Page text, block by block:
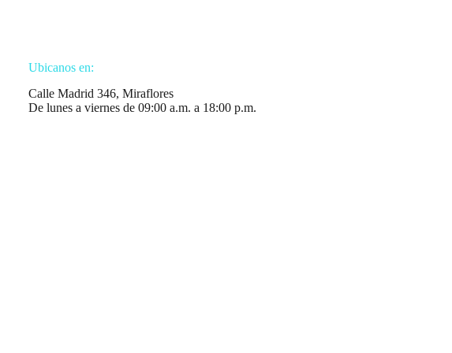
Ubicanos en:
Calle Madrid 346, Miraflores
De lunes a viernes de 09:00 a.m. a 18:00 p.m.